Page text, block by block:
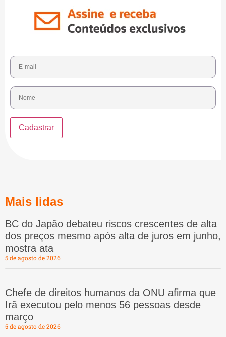
Mais lidas
BC do Japão debateu riscos crescentes de alta
dos preços mesmo após alta de juros em junho,
mostra ata
5 de agosto de 2026
Chefe de direitos humanos da ONU afirma que
Irã executou pelo menos 56 pessoas desde
março
5 de agosto de 2026